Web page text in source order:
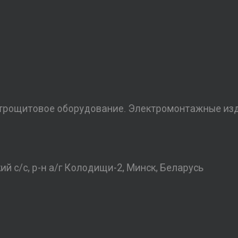
оборудование. Электромонтажные
с/с, р-н а/г Колодищи-2, Минск, Беларусь